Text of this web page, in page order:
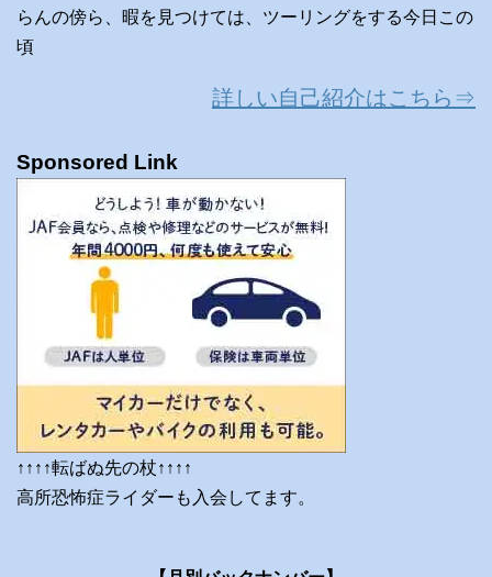
らんの傍ら、暇を見つけては、ツーリングをする今日この
頃
詳しい自己紹介はこちら⇒
Sponsored Link
↑↑↑↑転ばぬ先の杖↑↑↑↑
高所恐怖症ライダーも入会してます。